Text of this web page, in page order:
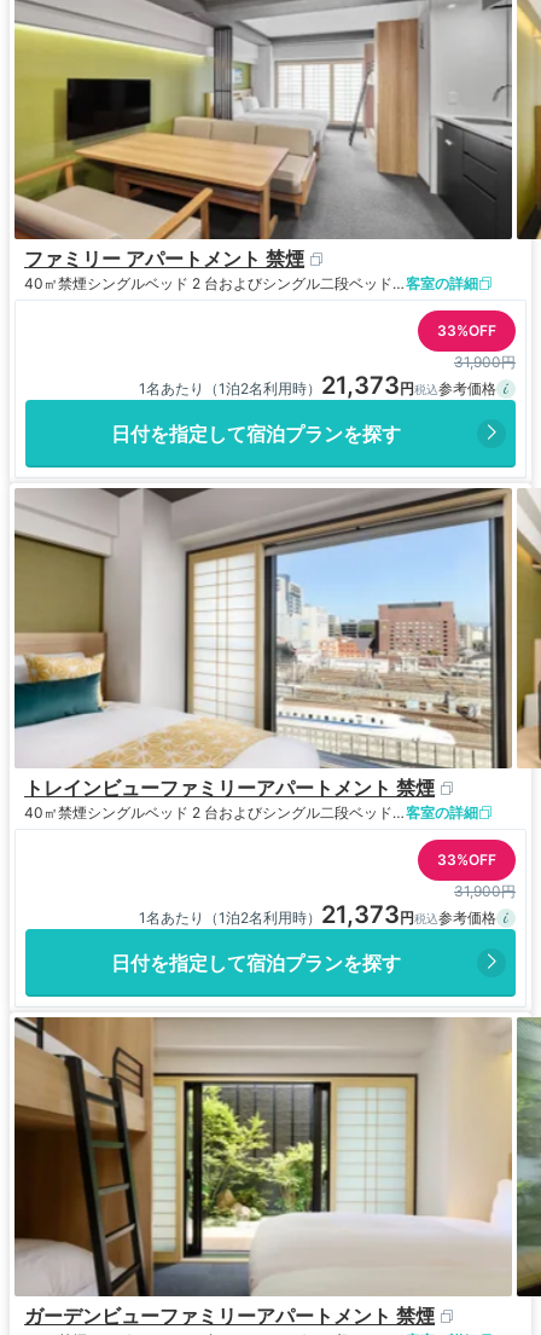
ファミリー アパートメント 禁煙
40㎡禁煙 シングルベッド 2 台およびシングル二段ベッド 1 台客室の詳細
33%OFF
31,900円
1名あたり（1泊2名利用時） 21,373
日付を指定して宿泊プランを探す
トレインビューファミリーアパートメント 禁煙
40㎡禁煙 シングルベッド 2 台およびシングル二段ベッド 1 台客室の詳細
33%OFF
31,900円
1名あたり（1泊2名利用時） 21,373
日付を指定して宿泊プランを探す
ガーデンビューファミリーアパートメント 禁煙